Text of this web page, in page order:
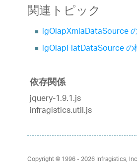
関連トピック
igOlapXmlaDataSource
igOlapFlatDataSource の
依存関係
jquery-1.9.1.js
infragistics.util.js
Copyright © 1996 - 2026Infragistics,